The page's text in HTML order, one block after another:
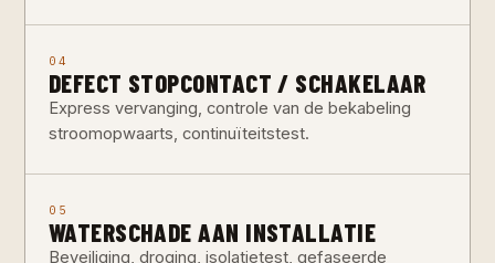
04
DEFECT STOPCONTACT / SCHAKELAAR
Express vervanging, controle van de bekabeling
stroomopwaarts, continuïteitstest.
05
WATERSCHADE AAN INSTALLATIE
Beveiliging, droging, isolatietest, gefaseerde